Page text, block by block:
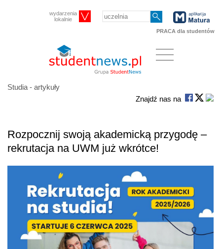
wydarzenia
lokalnie
PRACA dla studentów
Studia - artykuły
Znajdź nas na
Rozpocznij swoją akademicką przygodę –
rekrutacja na UWM już wkrótce!